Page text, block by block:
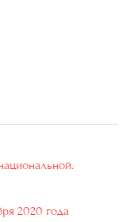
2020 года